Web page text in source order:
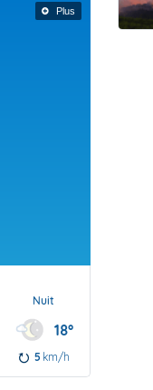
Plus
Nuit
18°
5 km/h